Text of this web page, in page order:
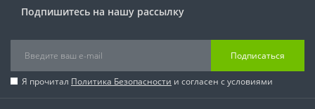
Подпишитесь на нашу рассылку
Подписаться
Я прочитал Политика Безопасности и согласен с условиями